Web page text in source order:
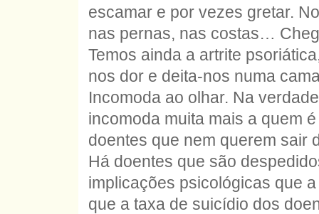
escamar e por vezes gretar.
nas pernas, nas costas…
Temos ainda a artrite
nos dor e deita-nos numa
Incomoda ao olhar. Na
incomoda muita mais a quem
doentes que nem querem sair
Há doentes que são
implicações psicológicas que
que a taxa de suicídio dos